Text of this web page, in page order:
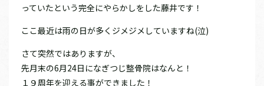
っていたという完全にやらかしをした藤井です！
ここ最近は雨の日が多くジメジメしていますね(泣)
さて突然ではありますが、
先月末の6月24日になぎつじ整骨院はなんと！
１９周年を迎える事ができました！